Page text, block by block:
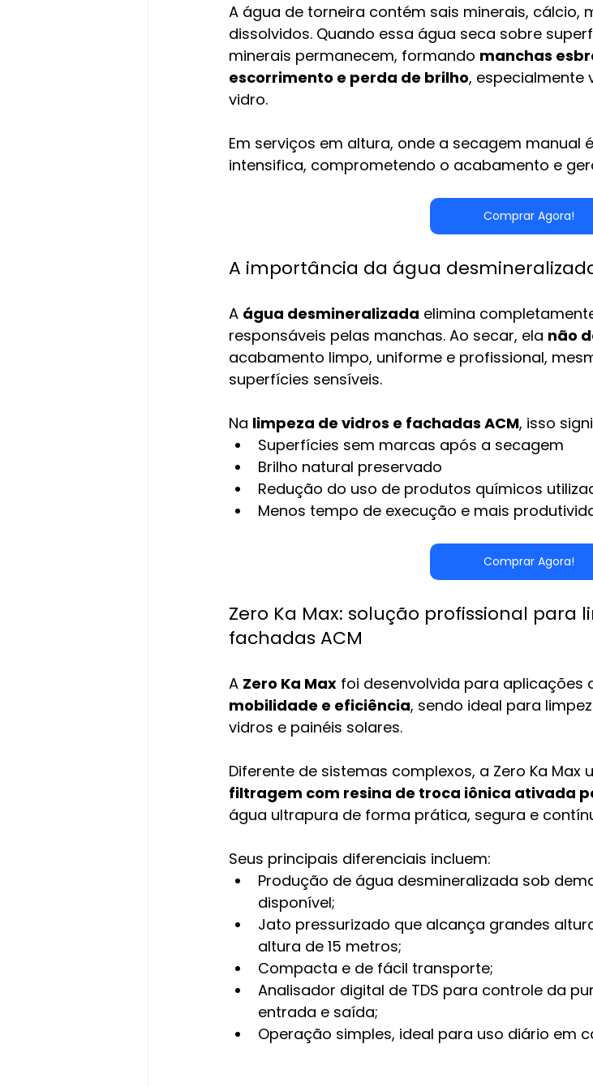
A água de torneira contém sais minerais, cálcio,
dissolvidos. Quando essa água seca sobre
minerais permanecem, formando manchas
escorrimento e perda de brilho, especialmente
vidro.
Em serviços em altura, onde a secagem manual
intensifica, comprometendo o acabamento e
Comprar Agora!
A importância da água
A água desmineralizada elimina
responsáveis pelas manchas. Ao secar, ela não
acabamento limpo, uniforme e profissional,
superfícies sensíveis.
Na limpeza de vidros e fachadas ACM, isso
Superfícies sem marcas após a secagem
Brilho natural preservado
Redução do uso de produtos químicos
Menos tempo de execução e mais
Comprar Agora!
Zero Ka Max: solução profissional para
fachadas ACM
A Zero Ka Max foi desenvolvida para aplicações
mobilidade e eficiência, sendo ideal para
vidros e painéis solares.
Diferente de sistemas complexos, a Zero Ka Max
filtragem com resina de troca iônica ativada
água ultrapura de forma prática, segura e
Seus principais diferenciais incluem:
Produção de água desmineralizada sob
disponível;
Jato pressurizado que alcança grandes
altura de 15 metros;
Compacta e de fácil transporte;
Analisador digital de TDS para controle da
entrada e saída;
Operação simples, ideal para uso diário em